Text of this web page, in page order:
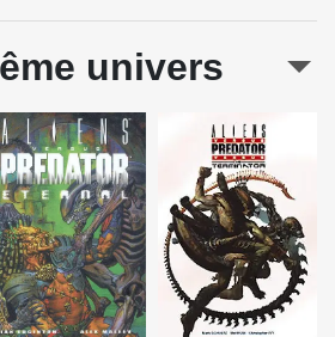
univers